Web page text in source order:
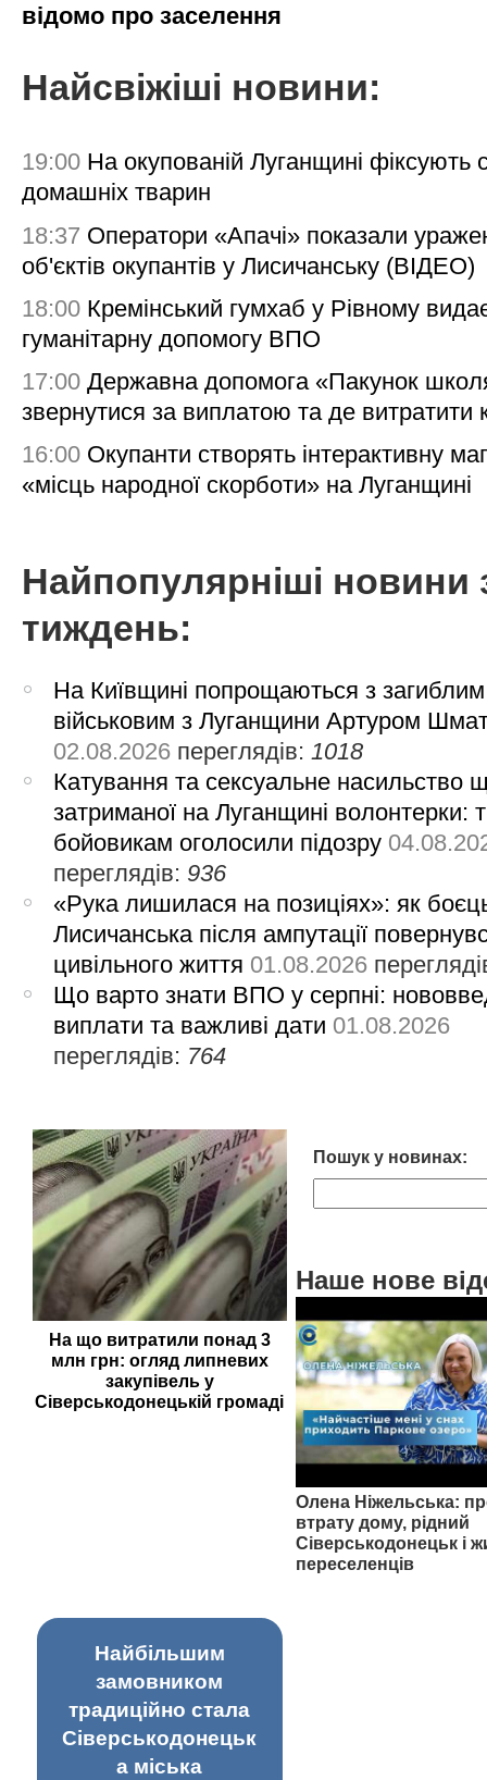
відомо про заселення
Найсвіжіші новини:
19:00 На окупованій Луганщині фіксують
домашніх тварин
18:37 Оператори «Апачі» показали
об'єктів окупантів у Лисичанську (ВІДЕО)
18:00 Кремінський гумхаб у Рівному
гуманітарну допомогу ВПО
17:00 Державна допомога «Пакунок
звернутися за виплатою та де витратити
16:00 Окупанти створять інтерактивну
«місць народної скорботи» на Луганщині
Найпопулярніші новини
тиждень:
На Київщині попрощаються з загиблим
військовим з Луганщини Артуром
02.08.2026 переглядів:1018
Катування та сексуальне насильство
затриманої на Луганщині волонтерки:
бойовикам оголосили підозру
переглядів: 936
«Рука лишилася на позиціях»: як
Лисичанська після ампутації
цивільного життя 01.08.2026
Що варто знати ВПО у серпні:
виплати та важливі дати 01.08.2026
переглядів: 764
На що витратили понад 3
млн грн: огляд липневих
закупівель у
Сіверськодонецькій громаді
Пошук у новинах:
Наше нове
Олена Ніжельська:
втрату дому, рідний
Сіверськодонецьк і
переселенців
Найбільшим
замовником
традиційно стала
Сіверськодонецьк
а міська